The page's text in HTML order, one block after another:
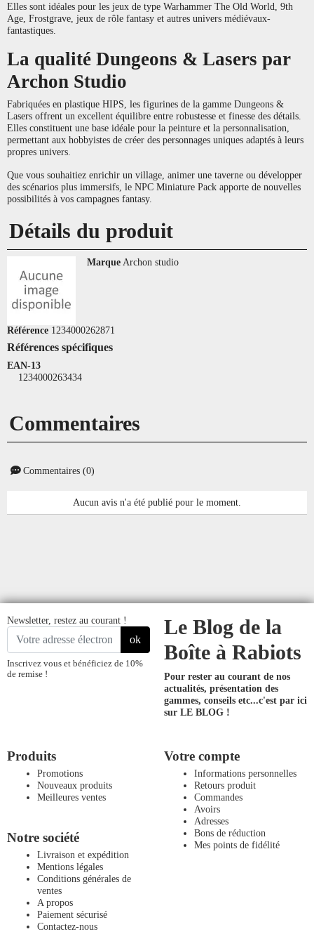
Elles sont idéales pour les jeux de type Warhammer The Old World, 9th
Age, Frostgrave, jeux de rôle fantasy et autres univers médiévaux-
fantastiques.
La qualité Dungeons & Lasers par
Archon Studio
Fabriquées en plastique HIPS, les figurines de la gamme Dungeons &
Lasers offrent un excellent équilibre entre robustesse et finesse des détails.
Elles constituent une base idéale pour la peinture et la personnalisation,
permettant aux hobbyistes de créer des personnages uniques adaptés à leurs
propres univers.
Que vous souhaitiez enrichir un village, animer une taverne ou développer
des scénarios plus immersifs, le NPC Miniature Pack apporte de nouvelles
possibilités à vos campagnes fantasy.
Détails du produit
MarqueArchon studio
Référence 1234000262871
Références spécifiques
EAN-13
1234000263434
Commentaires
Commentaires (0)
Aucun avis n'a été publié pour le moment.
Newsletter, restez au courant !
ok
Inscrivez vous et bénéficiez de 10%
de remise !
Le Blog de la
Boîte à Rabiots
Pour rester au courant de nos
actualités, présentation des
gammes, conseils etc...c'est par ici
sur LE BLOG !
Produits
Promotions
Nouveaux produits
Meilleures ventes
Notre société
Livraison et expédition
Mentions légales
Conditions générales de
ventes
A propos
Paiement sécurisé
Contactez-nous
Votre compte
Informations personnelles
Retours produit
Commandes
Avoirs
Adresses
Bons de réduction
Mes points de fidélité